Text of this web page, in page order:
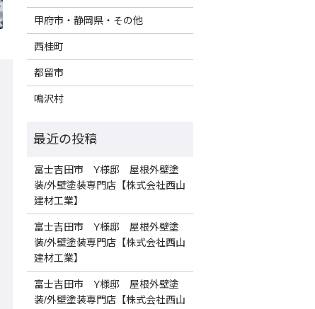
甲府市・静岡県・その他
西桂町
都留市
鳴沢村
富士吉田市 Y様邸 屋根外壁塗
装/外壁塗装専門店【株式会社西山
建材工業】
富士吉田市 Y様邸 屋根外壁塗
装/外壁塗装専門店【株式会社西山
建材工業】
富士吉田市 Y様邸 屋根外壁塗
装/外壁塗装専門店【株式会社西山